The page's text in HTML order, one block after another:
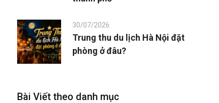
30/07/2026
Trung thu du lịch Hà Nội đặt
phòng ở đâu?
Bài Viết theo danh mục